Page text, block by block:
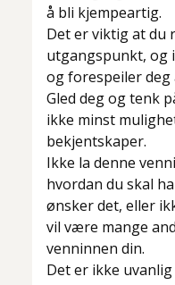
å bli kjempeartig.
Det er viktig at du
utgangspunkt, og
og forespeiler deg
Gled deg og tenk
ikke minst
bekjentskaper.
Ikke la denne
hvordan du skal
ønsker det, eller
vil være mange
venninnen din.
Det er ikke